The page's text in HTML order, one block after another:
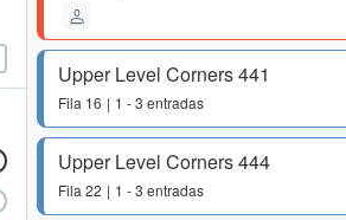
Upper Level Corners 441
Fila 16 1 - 3 entradas
Upper Level Corners 444
Fila 22 1 - 3 entradas